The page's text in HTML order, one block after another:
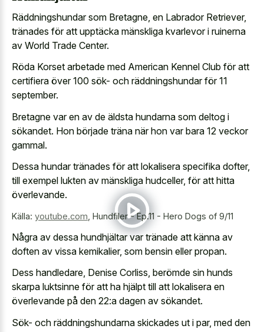
Räddningshundar som Bretagne, en Labrador Retriever,
tränades för att upptäcka mänskliga kvarlevor i ruinerna
av World Trade Center.
Röda Korset arbetade med American Kennel Club för att
certifiera över 100 sök- och räddningshundar för 11
september.
Bretagne var en av de äldsta hundarna som deltog i
sökandet. Hon började träna när hon var bara 12 veckor
gammal.
Dessa hundar tränades för att lokalisera specifika dofter,
till exempel lukten av mänskliga hudceller, för att hitta
överlevande.
Källa: youtube.com, Hundfiler - Ep.11 - Hero Dogs of 9/11
Några av dessa hundhjältar var tränade att känna av
doften av vissa kemikalier, som bensin eller propan.
Dess handledare, Denise Corliss, berömde sin hunds
skarpa luktsinne för att ha hjälpt till att lokalisera en
överlevande på den 22:a dagen av sökandet.
Sök- och räddningshundarna skickades ut i par, med den